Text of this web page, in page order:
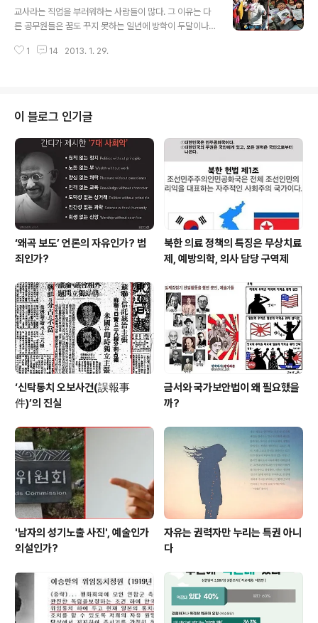
나기 바쁘게 매점을 찾는 이유는 단순히 식욕이 왕성하기
때문일까? 아무리 식욕이 왕성한 청소년 시절이라 해도, 아
반, 간식을 찾지 않을 리 없다. 학교매점을 통해보는 오늘의
교사라는 직업을 부러워하는 사람들이 많다. 그 이유는 다
른 공무원들은 꿈도 꾸지 못하는 일년에 방학이 두달이나
이 쉴 틈도 없는 교사도 있지만, 일년 내 연가 며칠뿐인 일
러움도 다가올 고난(?)의 3월이 기다리고 있어 마냥 좋기
만 한 것이 아니다. 우리나라는 회계연도와 학년도가 다르
다. 회계연도는 1월부터 12월이지만 학년도는 3월부터 시
작해 다음 해 2월이다. 이러한 차이 때문에 나타나는 문제
가 한두가지가 아니다. 교사들에게 방학이란 다음 학년을
위한 연수와 재충전의 기회여야 한다..
1 14 2013. 1. 29.
이 블로그 인기글
‘왜곡 보도’ 언론의 자유인가? 범
죄인가?
북한 의료 정책의 특징은 무상치료
제, 예방의학, 의사 담당 구역제
‘신탁통치 오보사건(誤報事
件)’의 진실
금서와 국가보안법이 왜 필요했을
까?
'남자의 성기노출 사진', 예술인가
외설인가?
자유는 권력자만 누리는 특권 아니
다